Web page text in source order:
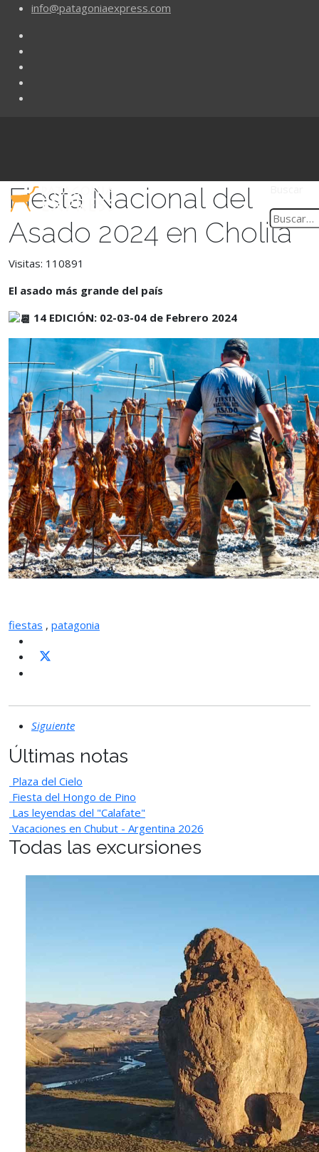
info@patagoniaexpress.com
Fiesta Nacional del
Asado 2024 en Cholila
Visitas: 110891
El asado más grande del país
14 EDICIÓN: 02-03-04 de Febrero 2024
fiestas , patagonia
Siguiente
Últimas notas
Plaza del Cielo
Fiesta del Hongo de Pino
Las leyendas del "Calafate"
Vacaciones en Chubut - Argentina 2026
Todas las excursiones